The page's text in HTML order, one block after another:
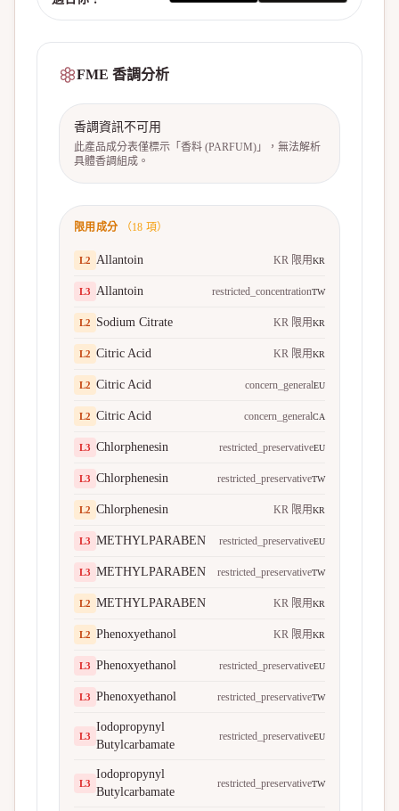
FME 香調分析
香調資訊不可用
此產品成分表僅標示「香料 (PARFUM)」，無法解析
具體香調組成。
限用成分 （18 項）
L2 Allantoin KR 限用KR
L3 Allantoin restricted_concentrationTW
L2 Sodium Citrate KR 限用KR
L2 Citric Acid KR 限用KR
L2 Citric Acid concern_generalEU
L2 Citric Acid concern_generalCA
L3 Chlorphenesin restricted_preservativeEU
L3 Chlorphenesin restricted_preservativeTW
L2 Chlorphenesin KR 限用KR
L3 METHYLPARABEN restricted_preservativeEU
L3 METHYLPARABEN restricted_preservativeTW
L2 METHYLPARABEN KR 限用KR
L2 Phenoxyethanol KR 限用KR
L3 Phenoxyethanol restricted_preservativeEU
L3 Phenoxyethanol restricted_preservativeTW
L3
Iodopropynyl
Butylcarbamate
restricted_preservativeEU
L3
Iodopropynyl
Butylcarbamate
restricted_preservativeTW